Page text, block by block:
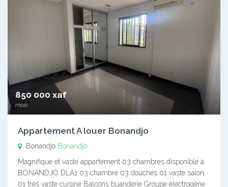
850 000 xaf
mois
Appartement A louer Bonandjo
Bonandjo Bonandjo
Magnifique et vaste appartement 03 chambres disponible à
BONANDJO DLA1 03 chambre 03 douches 01 vaste salon
01 très vaste cuisine Balcons buanderie Groupe électrogène